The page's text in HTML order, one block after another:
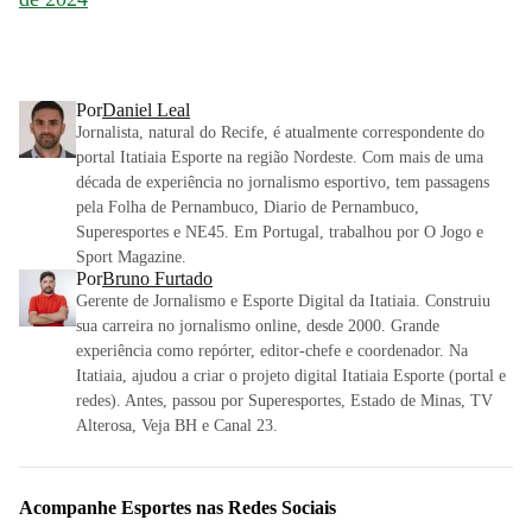
PorDaniel Leal
Jornalista, natural do Recife, é atualmente correspondente do
portal Itatiaia Esporte na região Nordeste. Com mais de uma
década de experiência no jornalismo esportivo, tem passagens
pela Folha de Pernambuco, Diario de Pernambuco,
Superesportes e NE45. Em Portugal, trabalhou por O Jogo e
Sport Magazine.
PorBruno Furtado
Gerente de Jornalismo e Esporte Digital da Itatiaia. Construiu
sua carreira no jornalismo online, desde 2000. Grande
experiência como repórter, editor-chefe e coordenador. Na
Itatiaia, ajudou a criar o projeto digital Itatiaia Esporte (portal e
redes). Antes, passou por Superesportes, Estado de Minas, TV
Alterosa, Veja BH e Canal 23.
Acompanhe Esportes nas Redes Sociais